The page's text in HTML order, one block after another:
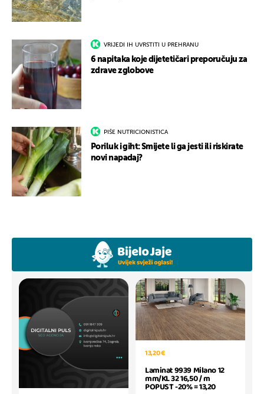
VRIJEDI IH UVRSTITI U PREHRANU
6 napitaka koje dijetetičari preporučuju za
zdrave zglobove
PIŠE NUTRICIONISTICA
Poriluk i giht: Smijete li ga jesti ili riskirate
novi napadaj?
13,20 €
Laminat 9939 Milano 12
mm/KL 32 16,50 / m
POPUST -20% = 13,20